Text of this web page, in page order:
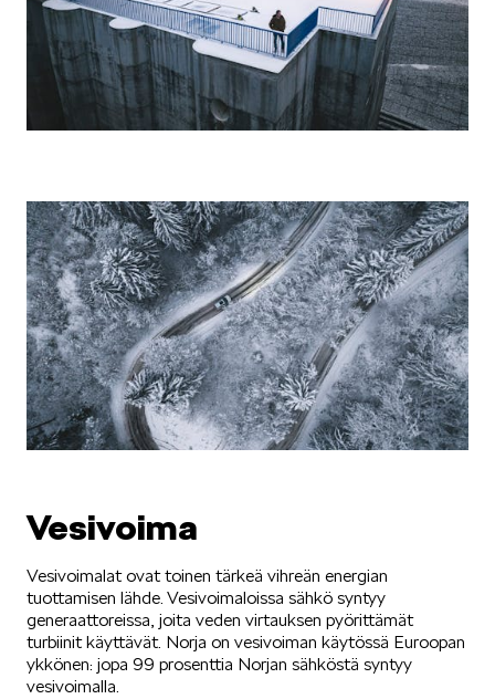
SCALA
KAMIQ
KAROQ
Vesivoima
Vesivoimalat ovat toinen tärkeä vihreän energian
tuottamisen lähde. Vesivoimaloissa sähkö syntyy
generaattoreissa, joita veden virtauksen pyörittämät
turbiinit käyttävät. Norja on vesivoiman käytössä Euroopan
ykkönen: jopa 99 prosenttia Norjan sähköstä syntyy
vesivoimalla.